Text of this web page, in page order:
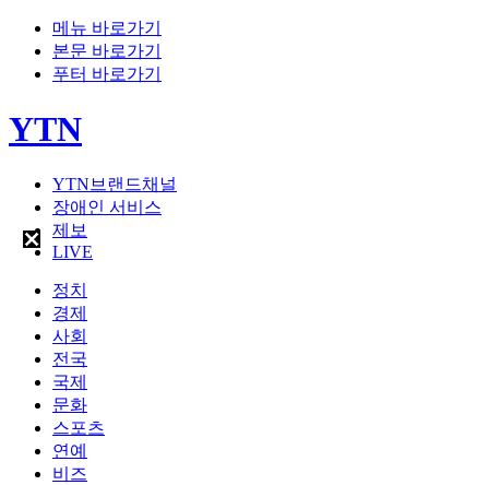
메뉴 바로가기
본문 바로가기
푸터 바로가기
YTN
YTN브랜드채널
장애인 서비스
제보
LIVE
정치
경제
사회
전국
국제
문화
스포츠
연예
비즈